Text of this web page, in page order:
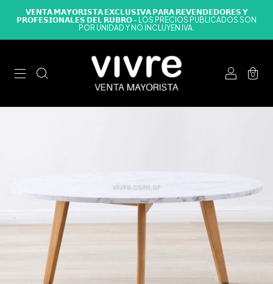
𝗩𝗘𝗡𝗧𝗔 𝗠𝗔𝗬𝗢𝗥𝗜𝗦𝗧𝗔 𝗘𝗫𝗖𝗟𝗨𝗦𝗜𝗩𝗔 𝗣𝗔𝗥𝗔 𝗥𝗘𝗩𝗘𝗡𝗗𝗘𝗗𝗢𝗥𝗘𝗦 𝗬
𝗣𝗥𝗢𝗙𝗘𝗦𝗜𝗢𝗡𝗔𝗟𝗘𝗦 𝗗𝗘𝗟 𝗥𝗨𝗕𝗥𝗢 - LOS PRECIOS PUBLICADOS SON
POR UNIDAD Y NO INCLUYEN IVA.
0